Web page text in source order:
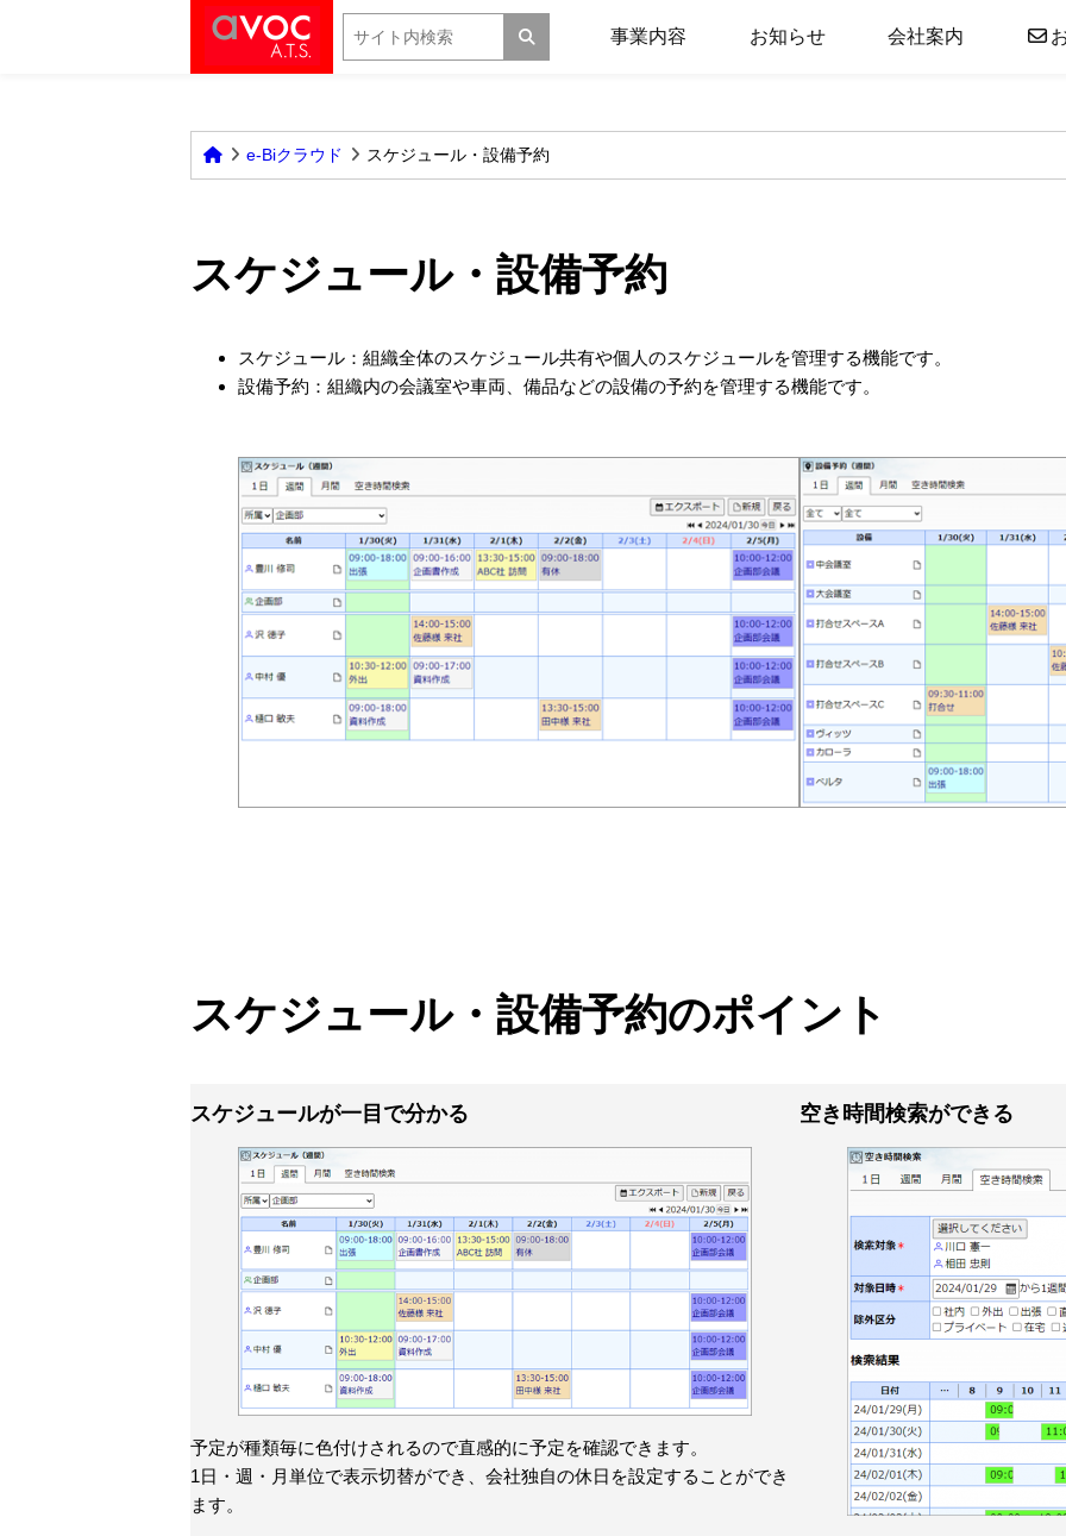
事業内容 お知らせ 会社案内
e-Biクラウド スケジュール・設備予約
スケジュール・設備予約
スケジュール：組織全体のスケジュール共有や個人のスケジュールを管理する機能です。
設備予約：組織内の会議室や車両、備品などの設備の予約を管理する機能です。
スケジュール・設備予約のポイント
スケジュールが一目で分かる
予定が種類毎に色付けされるので直感的に予定を確認できます。
1日・週・月単位で表示切替ができ、会社独自の休日を設定することができ
ます。
空き時間検索ができる